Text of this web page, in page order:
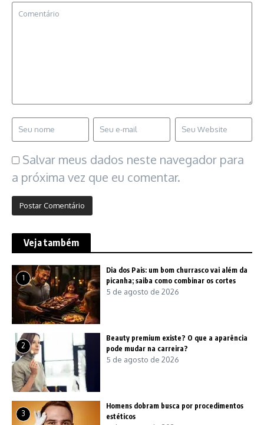
Salvar meus dados neste navegador para
a próxima vez que eu comentar.
Veja também
1
Dia dos Pais: um bom churrasco vai além da
picanha; saiba como combinar os cortes
5 de agosto de 2026
2
Beauty premium existe? O que a aparência
pode mudar na carreira?
5 de agosto de 2026
3
Homens dobram busca por procedimentos
estéticos